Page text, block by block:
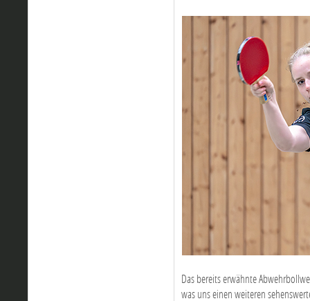
Das bereits erwähnte
was uns einen weiteren